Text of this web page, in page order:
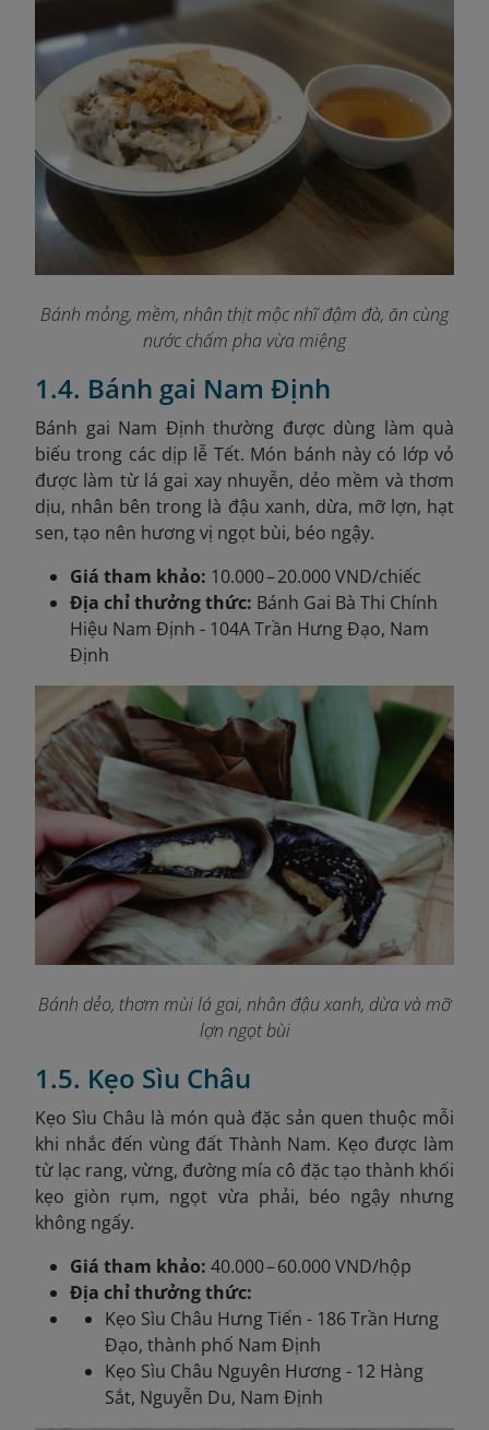
Bánh mỏng, mềm, nhân thịt mộc nhĩ đậm đà, ăn cùng
nước chấm pha vừa miệng
1.4. Bánh gai Nam Định
Bánh gai Nam Định thường được dùng làm quà
biếu trong các dịp lễ Tết. Món bánh này có lớp vỏ
được làm từ lá gai xay nhuyễn, dẻo mềm và thơm
dịu, nhân bên trong là đậu xanh, dừa, mỡ lợn, hạt
sen, tạo nên hương vị ngọt bùi, béo ngậy.
Giá tham khảo: 10.000 – 20.000 VND/chiếc
Địa chỉ thưởng thức: Bánh Gai Bà Thi Chính
Hiệu Nam Định - 104A Trần Hưng Đạo, Nam
Định
Bánh dẻo, thơm mùi lá gai, nhân đậu xanh, dừa và mỡ
lợn ngọt bùi
1.5. Kẹo Sìu Châu
Kẹo Sìu Châu là món quà đặc sản quen thuộc mỗi
khi nhắc đến vùng đất Thành Nam. Kẹo được làm
từ lạc rang, vừng, đường mía cô đặc tạo thành khối
kẹo giòn rụm, ngọt vừa phải, béo ngậy nhưng
không ngấy.
Giá tham khảo: 40.000 – 60.000 VND/hộp
Địa chỉ thưởng thức:
Kẹo Sìu Châu Hưng Tiến - 186 Trần Hưng
Đạo, thành phố Nam Định
Kẹo Sìu Châu Nguyên Hương - 12 Hàng
Sắt, Nguyễn Du, Nam Định